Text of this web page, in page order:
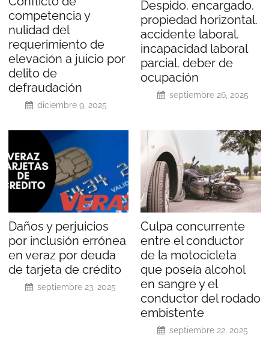
competencia y
nulidad del
requerimiento de
elevación a juicio por
delito de
defraudación
diciembre 9, 2025
Despido. encargado.
propiedad horizontal.
accidente laboral.
incapacidad laboral
parcial. deber de
ocupación
septiembre 26, 2025
Daños y perjuicios
por inclusión errónea
en veraz por deuda
de tarjeta de crédito
septiembre 23, 2025
Culpa concurrente
entre el conductor
de la motocicleta
que poseía alcohol
en sangre y el
conductor del rodado
embistente
septiembre 22, 2025